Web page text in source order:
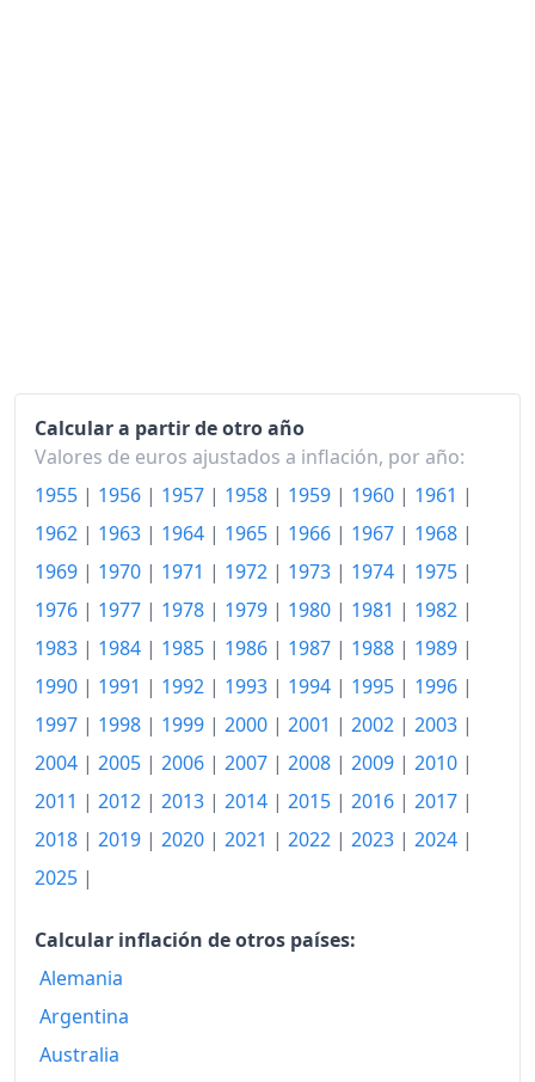
1998
923.91
1999
945.26
2001
1,012.81
2002
1,043.86
1,075.58
2004
1,108.27
2005
1,145.60
2006
1,185.88
2008
1,268.61
2010
Calcular a partir de otro año
Valores de euros ajustados a inflación, por año:
1955 | 1956 | 1957 | 1958 | 1959 | 1960 | 1961 |
1962 | 1963 | 1964 | 1965 | 1966 | 1967 | 1968 |
1969 | 1970 | 1971 | 1972 | 1973 | 1974 | 1975 |
1976 | 1977 | 1978 | 1979 | 1980 | 1981 | 1982 |
1983 | 1984 | 1985 | 1986 | 1987 | 1988 | 1989 |
1990 | 1991 | 1992 | 1993 | 1994 | 1995 | 1996 |
1997 | 1998 | 1999 | 2000 | 2001 | 2002 | 2003 |
2004 | 2005 | 2006 | 2007 | 2008 | 2009 | 2010 |
2011 | 2012 | 2013 | 2014 | 2015 | 2016 | 2017 |
2018 | 2019 | 2020 | 2021 | 2022 | 2023 | 2024 |
2025 |
Calcular inflación de otros países:
Alemania
Argentina
Australia